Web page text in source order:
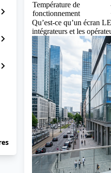
chevron_right
chevron_right
chevron_right
Température de
fonctionnement
Qu’est-ce qu’un écran
intégrateurs et les